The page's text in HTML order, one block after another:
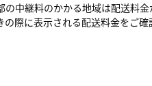
の中継料のかかる地域は配送料金
の際に表示される配送料金をご確